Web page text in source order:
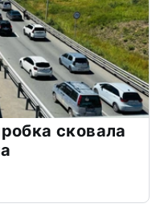
сковала